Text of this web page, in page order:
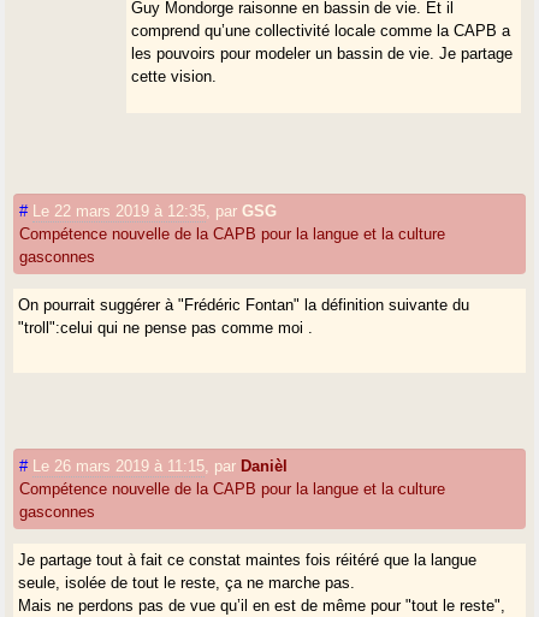
Guy Mondorge raisonne en bassin de vie. Et il
comprend qu’une collectivité locale comme la CAPB a
les pouvoirs pour modeler un bassin de vie. Je partage
cette vision.
# Le 22 mars 2019 à 12:35, parGSG
Compétence nouvelle de la CAPB pour la langue et la culture
gasconnes
On pourrait suggérer à "Frédéric Fontan" la définition suivante du
"troll":celui qui ne pense pas comme moi .
# Le 26 mars 2019 à 11:15, par Danièl
Compétence nouvelle de la CAPB pour la langue et la culture
gasconnes
Je partage tout à fait ce constat maintes fois réitéré que la langue
seule, isolée de tout le reste, ça ne marche pas.
Mais ne perdons pas de vue qu’il en est de même pour "tout le reste",